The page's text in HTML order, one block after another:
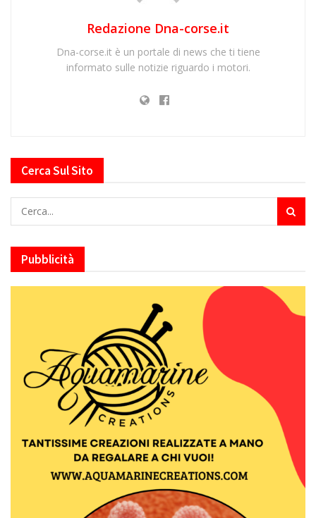
Redazione Dna-corse.it
Dna-corse.it è un portale di news che ti tiene
informato sulle notizie riguardo i motori.
Cerca Sul Sito
Pubblicità